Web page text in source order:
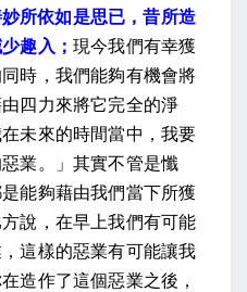
所依如是思已，昔所造
趣入； 現今我們有幸獲
時，我們能夠有機會將
四力來將它完全的淨
未來的時間當中，我要
業。」其實不管是懺
能夠藉由我們當下所獲
說，在早上我們有可能
這樣的惡業有可能讓我
造作了這個惡業之後，